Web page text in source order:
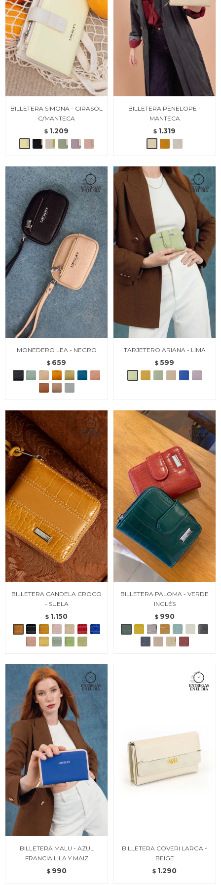
BILLETERA SIMONA - GIRASOL
C/MANTECA
$ 1.209
BILLETERA PENELOPE -
MANTECA
$ 1.319
MONEDERO LEA - NEGRO
$ 659
TARJETERO ARIANA - LIMA
$ 599
BILLETERA CANDELA CROCO
- SUELA
$ 1.150
BILLETERA PALOMA - VERDE
INGLÉS
$ 990
BILLETERA MALU - AZUL
FRANCIA LILA Y MAIZ
$ 990
BILLETERA COVERI LARGA -
BEIGE
$ 1.290